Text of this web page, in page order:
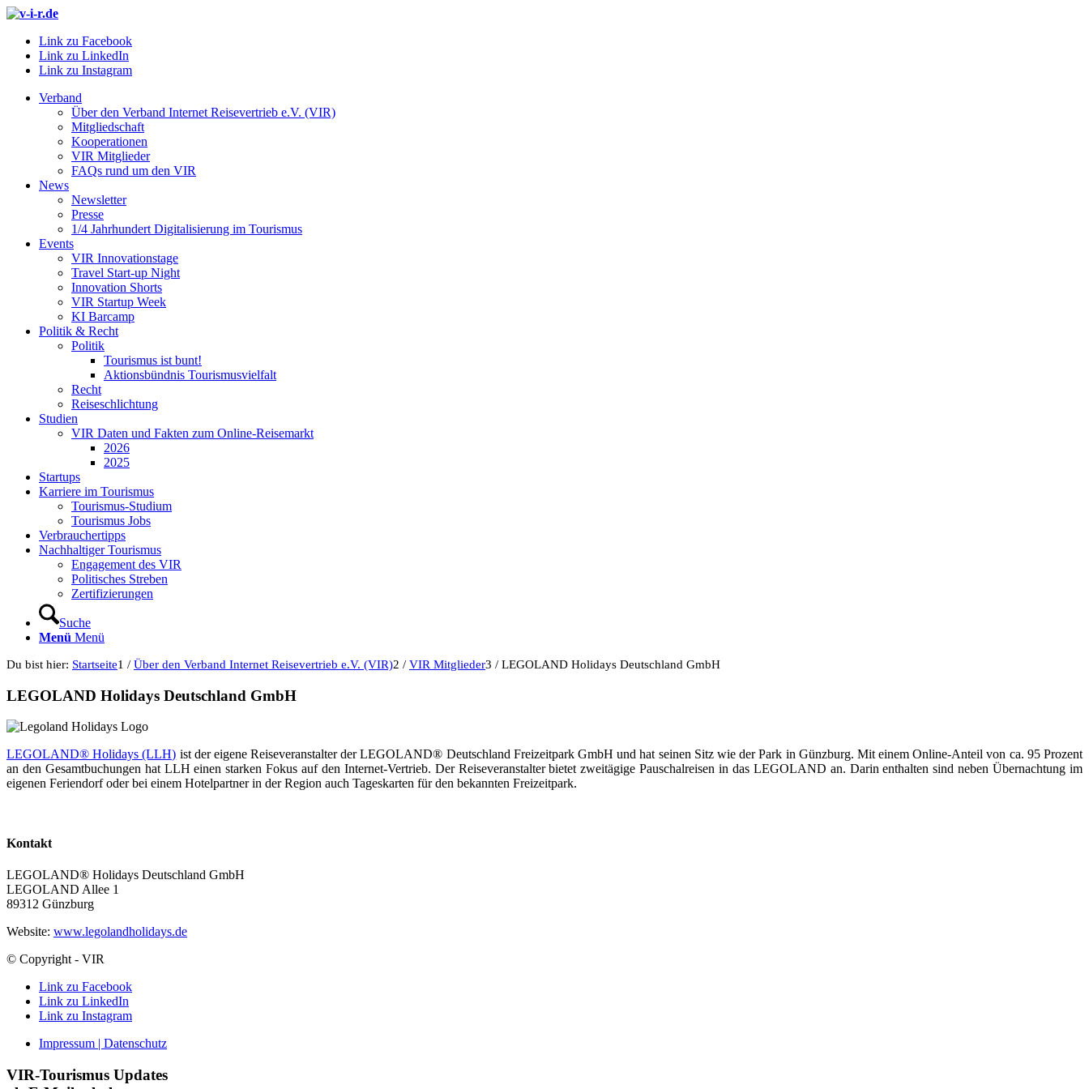
Link zu Facebook
Link zu LinkedIn
Link zu Instagram
Verband
Über den Verband Internet Reisevertrieb e.V. (VIR)
Mitgliedschaft
Kooperationen
VIR Mitglieder
FAQs rund um den VIR
News
Newsletter
Presse
1/4 Jahrhundert Digitalisierung im Tourismus
Events
VIR Innovationstage
Travel Start-up Night
Innovation Shorts
VIR Startup Week
KI Barcamp
Politik & Recht
Politik
Tourismus ist bunt!
Aktionsbündnis Tourismusvielfalt
Recht
Reiseschlichtung
Studien
VIR Daten und Fakten zum Online-Reisemarkt
2026
2025
Startups
Karriere im Tourismus
Tourismus-Studium
Tourismus Jobs
Verbrauchertipps
Nachhaltiger Tourismus
Engagement des VIR
Politisches Streben
Zertifizierungen
Suche
Menü Menü
Du bist hier: Startseite1 / Über den Verband Internet Reisevertrieb e.V. (VIR)2 / VIR Mitglieder3 / LEGOLAND Holidays Deutschland GmbH
LEGOLAND Holidays Deutschland GmbH
LEGOLAND® Holidays (LLH) ist der eigene Reiseveranstalter der LEGOLAND® Deutschland Freizeitpark GmbH und hat seinen Sitz wie der Park in Günzburg. Mit einem Online-Anteil von ca. 95 Prozent
an den Gesamtbuchungen hat LLH einen starken Fokus auf den Internet-Vertrieb. Der Reiseveranstalter bietet zweitägige Pauschalreisen in das LEGOLAND an. Darin enthalten sind neben Übernachtung im
eigenen Feriendorf oder bei einem Hotelpartner in der Region auch Tageskarten für den bekannten Freizeitpark.
Kontakt
LEGOLAND® Holidays Deutschland GmbH
LEGOLAND Allee 1
89312 Günzburg
Website: www.legolandholidays.de
© Copyright - VIR
Link zu Facebook
Link zu LinkedIn
Link zu Instagram
Impressum | Datenschutz
VIR-Tourismus Updates